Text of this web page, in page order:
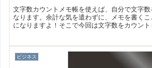
文字数カウントメモ帳を使えば、自分で文字数
なります。余計な気を遣わずに、メモを書く
になりますよ！そこで今回は文字数をカウント
ビジネス